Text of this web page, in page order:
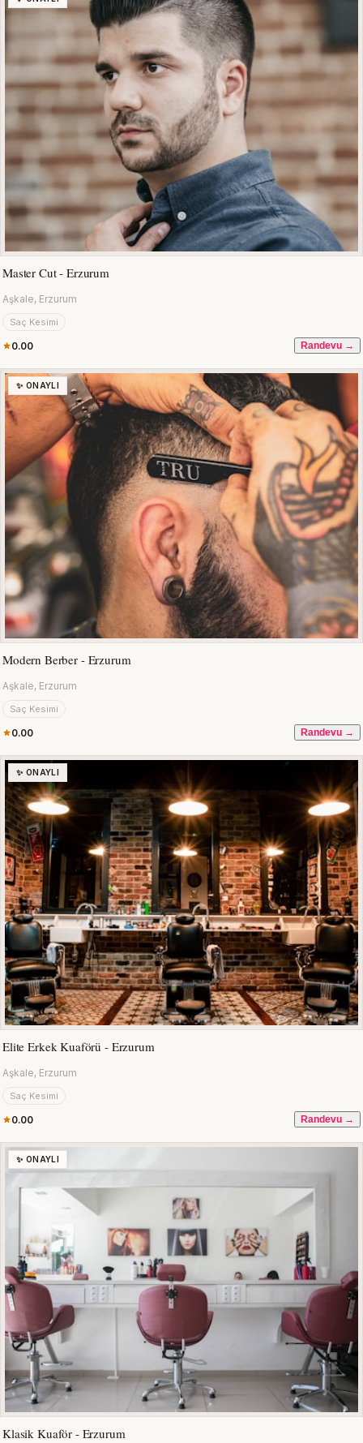
Master Cut - Erzurum
Aşkale, Erzurum
Saç Kesimi
0.00 Randevu →
✨ ONAYLI
Modern Berber - Erzurum
Aşkale, Erzurum
Saç Kesimi
0.00 Randevu →
✨ ONAYLI
Elite Erkek Kuaförü - Erzurum
Aşkale, Erzurum
Saç Kesimi
0.00 Randevu →
✨ ONAYLI
Klasik Kuaför - Erzurum